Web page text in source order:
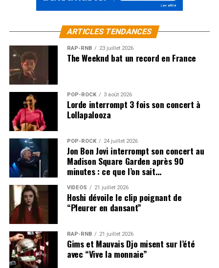
ARTICLES TENDANCES
RAP-RNB 23 juillet 2026
The Weeknd bat un record en France
POP-ROCK 3 août 2026
Lorde interrompt 3 fois son concert à
Lollapalooza
POP-ROCK 24 juillet 2026
Jon Bon Jovi interrompt son concert au
Madison Square Garden après 90
minutes : ce que l’on sait…
VIDEOS 21 juillet 2026
Hoshi dévoile le clip poignant de
“Pleurer en dansant”
RAP-RNB 21 juillet 2026
Gims et Mauvais Djo misent sur l’été
avec “Vive la monnaie”